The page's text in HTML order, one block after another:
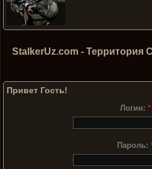
StalkerUz.com - Территория
Привет Гость!
Логин: *
Пароль: